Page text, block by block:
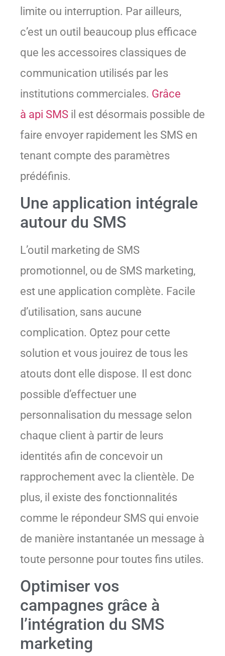
limite ou interruption. Par ailleurs,
c’est un outil beaucoup plus efficace
que les accessoires classiques de
communication utilisés par les
institutions commerciales. Grâce
à api SMS il est désormais possible de
faire envoyer rapidement les SMS en
tenant compte des paramètres
prédéfinis.
Une application intégrale
autour du SMS
L’outil marketing de SMS
promotionnel, ou de SMS marketing,
est une application complète. Facile
d’utilisation, sans aucune
complication. Optez pour cette
solution et vous jouirez de tous les
atouts dont elle dispose. Il est donc
possible d’effectuer une
personnalisation du message selon
chaque client à partir de leurs
identités afin de concevoir un
rapprochement avec la clientèle. De
plus, il existe des fonctionnalités
comme le répondeur SMS qui envoie
de manière instantanée un message à
toute personne pour toutes fins utiles.
Optimiser vos
campagnes grâce à
l’intégration du SMS
marketing